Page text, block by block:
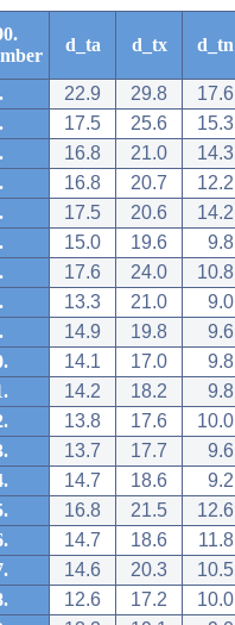
d_ta d_tx d_tn
22.9 29.8 17.6
17.5 25.6 15.3
16.8 21.0 14.3
16.8 20.7 12.2
17.5 20.6 14.2
15.0 19.6 9.8
17.6 24.0 10.8
13.3 21.0 9.0
14.9 19.8 9.6
14.1 17.0 9.8
14.2 18.2 9.8
13.8 17.6 10.0
13.7 17.7 9.6
14.7 18.6 9.2
16.8 21.5 12.6
14.7 18.6 11.8
14.6 20.3 10.5
12.6 17.2 10.0